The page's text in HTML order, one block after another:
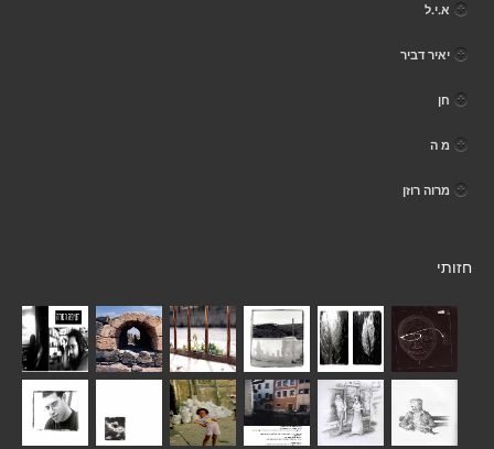
א.י.ל
יאיר דביר
חן
מ ה
מרוה רוזן
חזותי